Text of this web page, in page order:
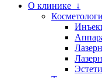
О клинике ↓